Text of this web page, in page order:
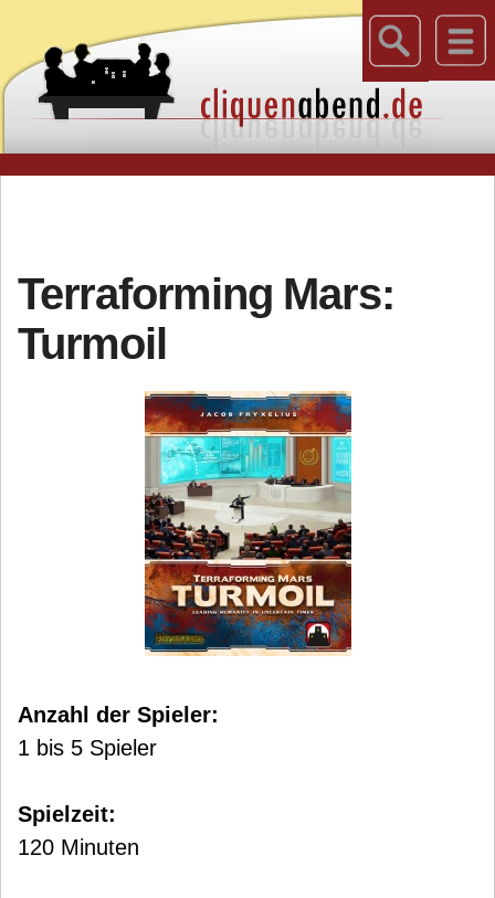
Terraforming Mars:
Turmoil
Anzahl der Spieler:
1 bis 5 Spieler
Spielzeit:
120 Minuten